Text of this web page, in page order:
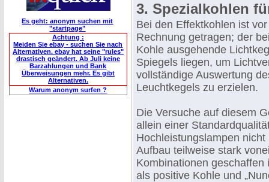
Es geht: anonym suchen mit
"startpage"
Achtung :
Meiden Sie ebay - suchen Sie nach
Alternativen. ebay hat seine "rules"
drastisch geändert. Ab Juli keine
Barzahlungen und Bank
Überweisungen mehr. Es gibt
Alternativen.
Warum anonym surfen ?
3. Spezialkohlen
Bei den Effektkohlen ist
Rechnung getragen; der
Kohle ausgehende
Spiegels liegen, um
vollständige Auswertung
Leuchtkegels zu erzielen.
Die Versuche auf diesem
allein einer
Hochleistungslampen
Aufbau teilweise stark
Kombinationen geschaffen
als positive Kohle und